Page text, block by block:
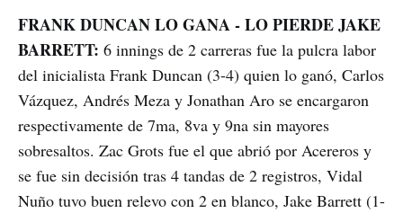
FRANK DUNCAN LO GANA - LO PIERDE JAKE
BARRETT: 6 innings de 2 carreras fue la pulcra labor
del inicialista Frank Duncan (3-4) quien lo ganó, Carlos
Vázquez, Andrés Meza y Jonathan Aro se encargaron
respectivamente de 7ma, 8va y 9na sin mayores
sobresaltos. Zac Grots fue el que abrió por Acereros y
se fue sin decisión tras 4 tandas de 2 registros, Vidal
Nuño tuvo buen relevo con 2 en blanco, Jake Barrett (1-